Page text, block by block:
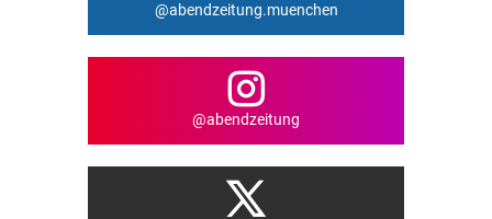
@abendzeitung.muenchen
@abendzeitung